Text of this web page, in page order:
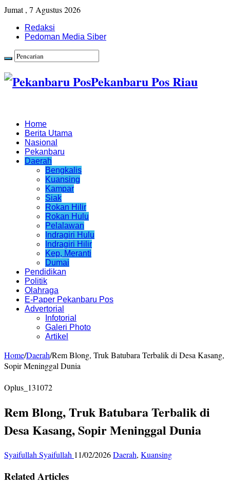
Jumat , 7 Agustus 2026
Redaksi
Pedoman Media Siber
Pekanbaru Pos Riau
Home
Berita Utama
Nasional
Pekanbaru
Daerah
Bengkalis
Kuansing
Kampar
Siak
Rokan Hilir
Rokan Hulu
Pelalawan
Indragiri Hulu
Indragiri Hilir
Kep, Meranti
Dumai
Pendidikan
Politik
Olahraga
E-Paper Pekanbaru Pos
Advertorial
Infotorial
Galeri Photo
Artikel
Home/Daerah/Rem Blong, Truk Batubara Terbalik di Desa Kasang,
Sopir Meninggal Dunia
Oplus_131072
Rem Blong, Truk Batubara Terbalik di
Desa Kasang, Sopir Meninggal Dunia
Syaifullah Syaifullah 11/02/2026Daerah, Kuansing
Related Articles